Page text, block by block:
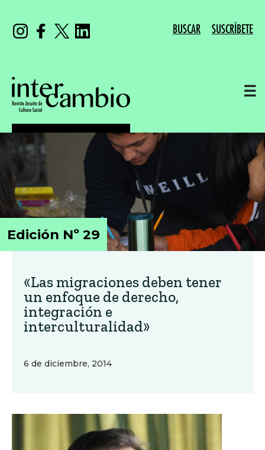
BUSCAR SUSCRÍBETE
☰
Edición Nº 29
«Las migraciones deben tener
un enfoque de derecho,
integración e
interculturalidad»
6 de diciembre, 2014